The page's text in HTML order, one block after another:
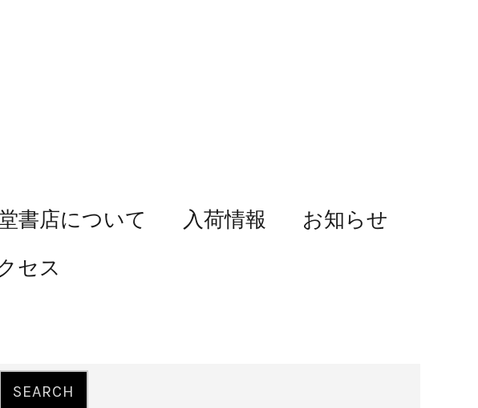
書店について 入荷情報
お知らせ
セス